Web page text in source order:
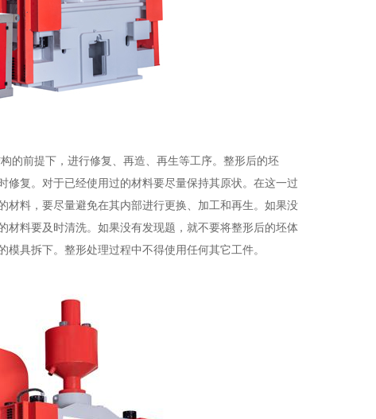
的前提下，进行修复、再造、再生等工序。整形后的坯
复。对于已经使用过的材料要尽量保持其原状。在这一过
料，要尽量避免在其内部进行更换、加工和再生。如果没
料要及时清洗。如果没有发现题，就不要将整形后的坯体
具拆下。整形处理过程中不得使用任何其它工件。